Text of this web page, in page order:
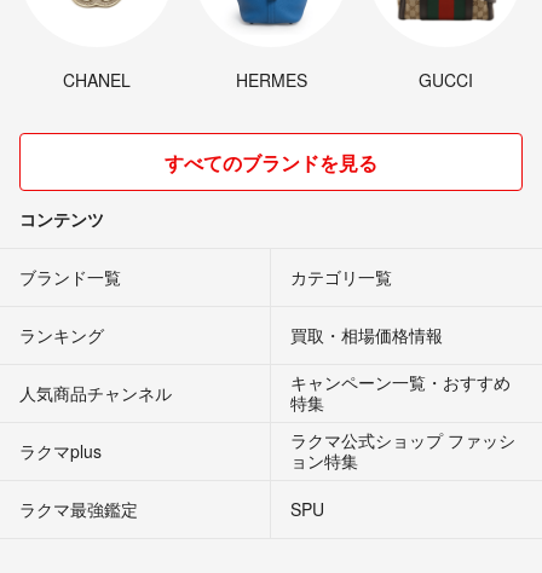
CHANEL HERMES GUCCI
すべてのブランドを見る
コンテンツ
ブランド一覧 カテゴリ一覧
ランキング 買取・相場価格情報
人気商品チャンネル
キャンペーン一覧・おすすめ
特集
ラクマplus
ラクマ公式ショップ ファッシ
ョン特集
ラクマ最強鑑定
SPU